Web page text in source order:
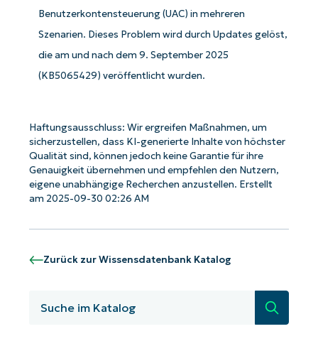
Benutzerkontensteuerung (UAC) in mehreren
Szenarien. Dieses Problem wird durch Updates gelöst,
die am und nach dem 9. September 2025
(KB5065429) veröffentlicht wurden.
Haftungsausschluss: Wir ergreifen Maßnahmen, um
sicherzustellen, dass KI-generierte Inhalte von höchster
Qualität sind, können jedoch keine Garantie für ihre
Genauigkeit übernehmen und empfehlen den Nutzern,
eigene unabhängige Recherchen anzustellen. Erstellt
am 2025-09-30 02:26 AM
Zurück zur Wissensdatenbank Katalog
Suche
Starten Sie mit NinjaOne AI-gesteuerten
KB-Analysen!
First
last
name*
email*